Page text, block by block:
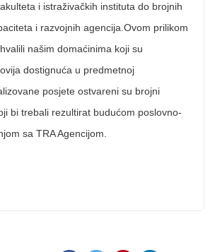
i istraživačkih instituta do brojnih
i razvojnih agencija.Ovom prilikom
našim domaćinima koji su
dostignuća u predmetnoj
posjete ostvareni su brojni
bi trebali rezultirat budućom poslovno-
sa TRA Agencijom.